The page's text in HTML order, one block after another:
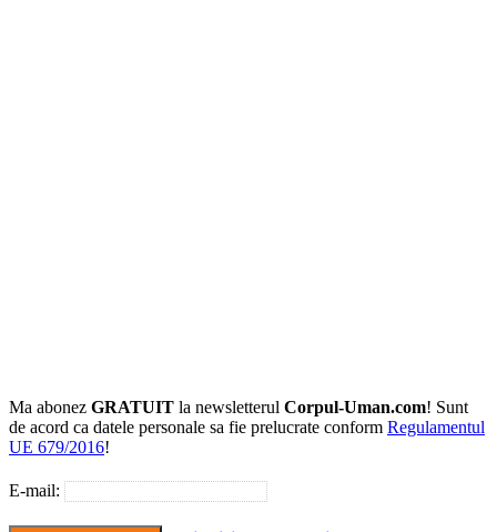
Ma abonez GRATUIT la newsletterul Corpul-Uman.com! Sunt
de acord ca datele personale sa fie prelucrate conform Regulamentul
UE 679/2016!
E-mail: